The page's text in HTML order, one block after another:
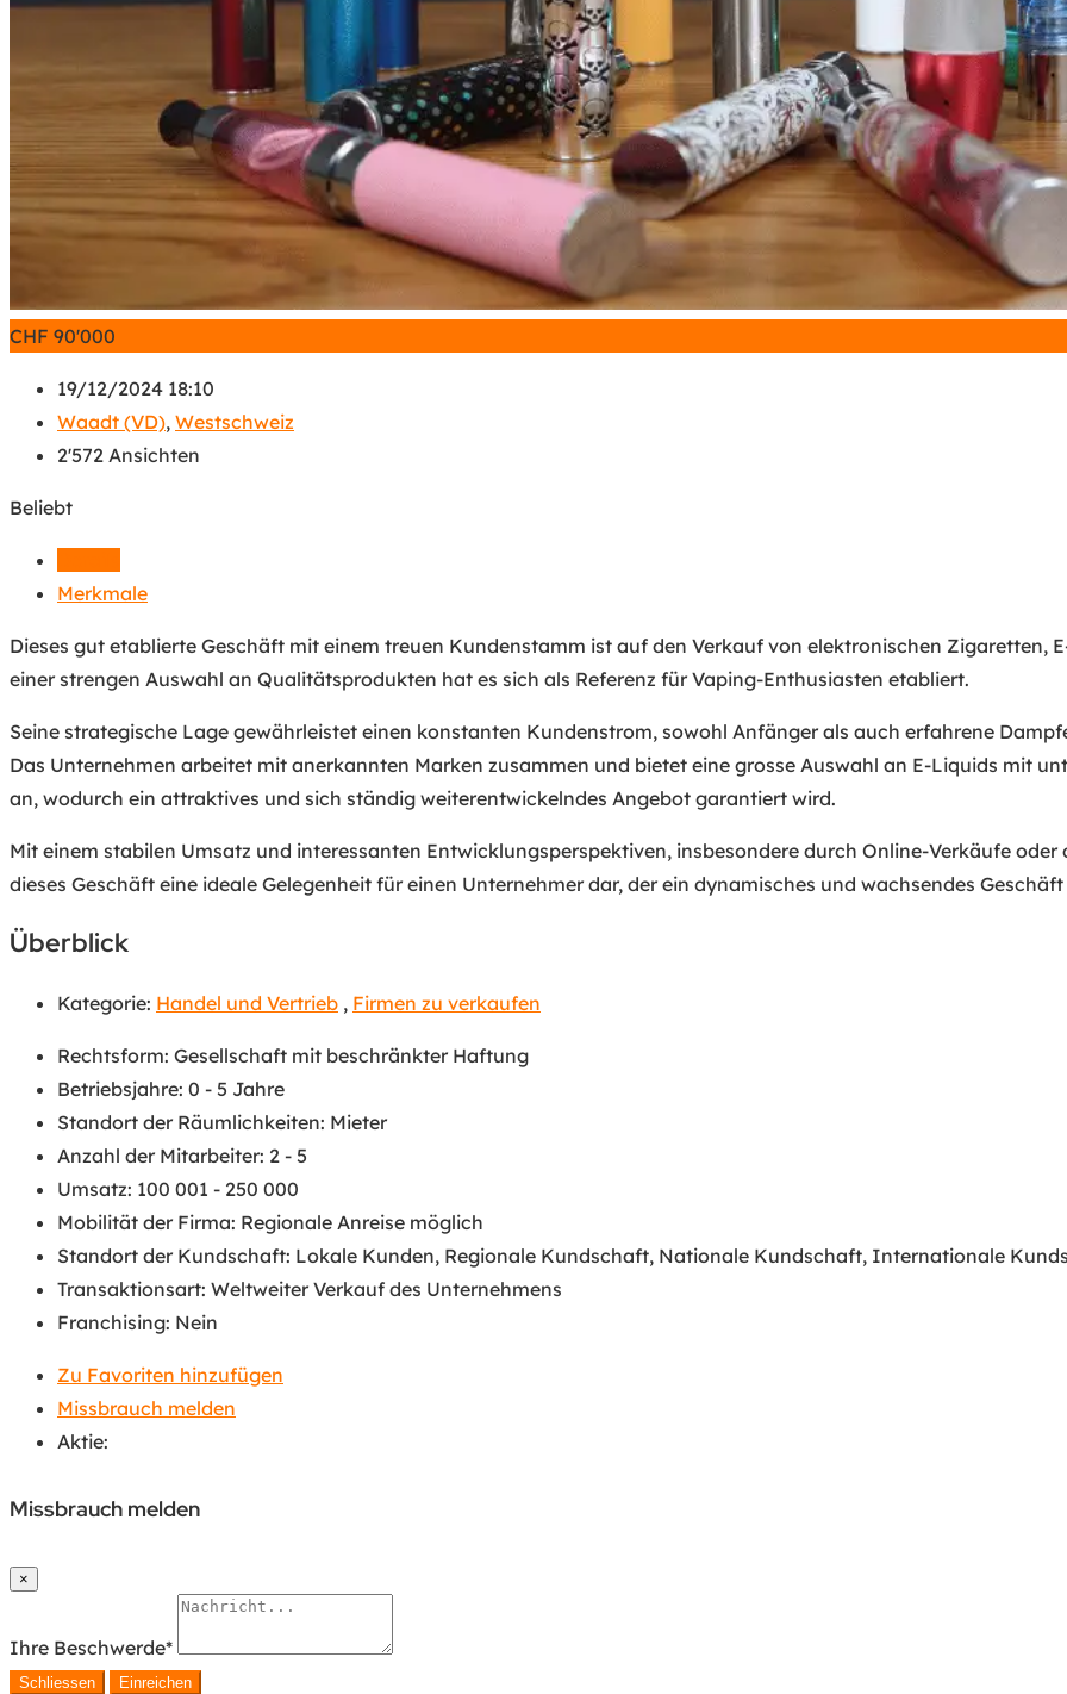
CHF 90'000
19/12/2024 18:10
Waadt (VD), Westschweiz
2'572 Ansichten
Beliebt
Merkmale
Dieses gut etablierte Geschäft mit einem treuen Kundenstamm ist auf den Verkauf von elektronischen Zigaretten,
einer strengen Auswahl an Qualitätsprodukten hat es sich als Referenz für Vaping-Enthusiasten etabliert.
Seine strategische Lage gewährleistet einen konstanten Kundenstrom, sowohl Anfänger als auch erfahrene
Das Unternehmen arbeitet mit anerkannten Marken zusammen und bietet eine grosse Auswahl an E-Liquids mit
an, wodurch ein attraktives und sich ständig weiterentwickelndes Angebot garantiert wird.
Mit einem stabilen Umsatz und interessanten Entwicklungsperspektiven, insbesondere durch Online-Verkäufe
dieses Geschäft eine ideale Gelegenheit für einen Unternehmer dar, der ein dynamisches und wachsendes
Überblick
Kategorie: Handel und Vertrieb , Firmen zu verkaufen
Rechtsform: Gesellschaft mit beschränkter Haftung
Betriebsjahre: 0 - 5 Jahre
Standort der Räumlichkeiten: Mieter
Anzahl der Mitarbeiter: 2 - 5
Umsatz: 100 001 - 250 000
Mobilität der Firma: Regionale Anreise möglich
Standort der Kundschaft: Lokale Kunden, Regionale Kundschaft, Nationale Kundschaft, Internationale
Transaktionsart: Weltweiter Verkauf des Unternehmens
Franchising: Nein
Zu Favoriten hinzufügen
Missbrauch melden
Aktie:
Missbrauch melden
×
Ihre Beschwerde*
Schliessen Einreichen